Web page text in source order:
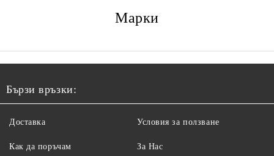
Марки
Бързи връзки:
Доставка
Как да поръчам
Условия за ползване
За Нас